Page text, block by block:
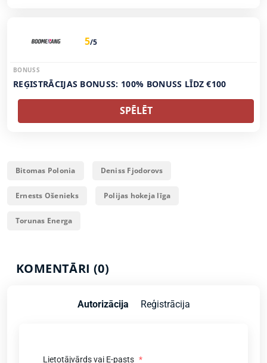
5/5
BONUSS
REĢISTRĀCIJAS BONUSS: 100% BONUSS LĪDZ €100
SPĒLĒT
Bitomas Polonia Deniss Fjodorovs
Ernests Ošenieks Polijas hokeja līga
Torunas Energa
KOMENTĀRI (0)
Autorizācija Reģistrācija
Lietotājvārds vai E-pasts *